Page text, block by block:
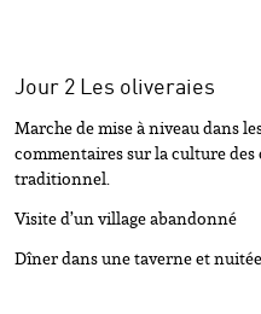
Jour 2 Les oliveraies
Marche de mise à niveau dans
commentaires sur la culture
traditionnel.
Visite d’un village abandonné
Dîner dans une taverne et